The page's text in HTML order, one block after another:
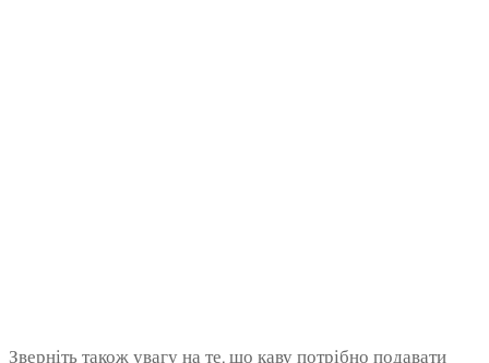
Зверніть також увагу на те, що каву потрібно подавати